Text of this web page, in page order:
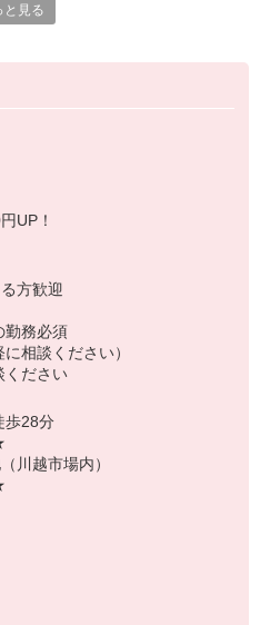
＞ 等々
安心スタート。
トホームな雰囲気の職場です。
も、OK！
と見る
UP！
方歓迎
勤務必須
相談ください）
ください
歩28分
川越市場内）